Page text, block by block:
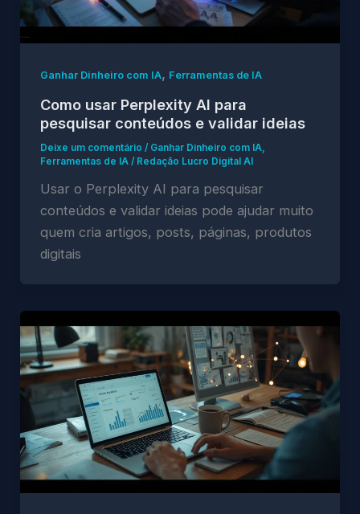
Ganhar Dinheiro com IA, Ferramentas de IA
Como usar Perplexity AI para
pesquisar conteúdos e validar ideias
Deixe um comentário / Ganhar Dinheiro com IA,
Ferramentas de IA/ Redação Lucro Digital AI
Usar o Perplexity AI para pesquisar
conteúdos e validar ideias pode ajudar muito
quem cria artigos, posts, páginas, produtos
digitais